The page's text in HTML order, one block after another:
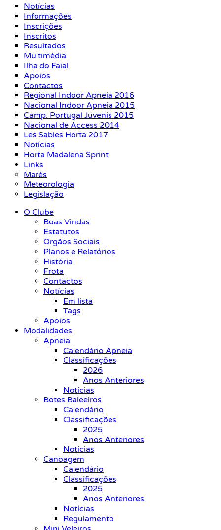
Notícias
Informações
Inscrições
Inscritos
Resultados
Multimédia
Ilha do Faial
Apoios
Contactos
Regional Indoor Apneia 2016
Nacional Indoor Apneia 2015
Camp. Portugal Juvenis 2015
Nacional de Access 2014
Les Sables Horta 2017
Notícias
Horta Madalena Sprint
Links
Marés
Meteorologia
Legislação
O Clube
Boas Vindas
Estatutos
Orgãos Sociais
Planos e Relatórios
História
Frota
Contactos
Notícias
Em lista
Tags
Apoios
Modalidades
Apneia
Calendário Apneia
Classificações
2026
Anos Anteriores
Notícias
Botes Baleeiros
Calendário
Classificações
2025
Anos Anteriores
Notícias
Canoagem
Calendário
Classificações
2025
Anos Anteriores
Notícias
Regulamento